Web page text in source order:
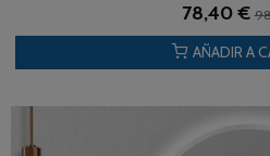
78,40 €
AÑADIR A